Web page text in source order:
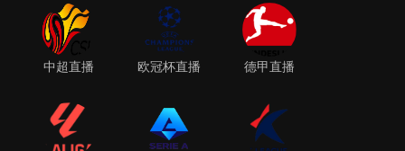
中超直播 欧冠杯直播 德甲直播